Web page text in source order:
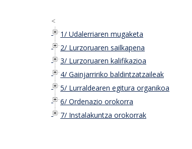
<
1/ Udalerriaren mugaketa
2/ Lurzoruaren sailkapena
3/ Lurzoruaren kalifikazioa
4/ Gainjarririko baldintzatzaileak
5/ Lurraldearen egitura organikoa
6/ Ordenazio orokorra
7/ Instalakuntza orokorrak